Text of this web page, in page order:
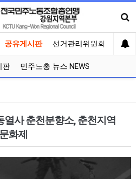
공유게시판 선거관리위원회
판 민주노총 뉴스 NEWS
열사 춘천분향소, 춘천지역
화제